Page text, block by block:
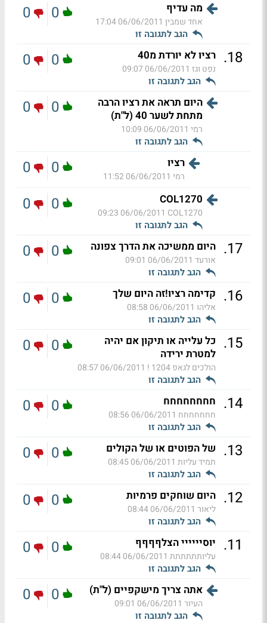
מה עדיף
אחד שמבין 06/06/2011 17:04
הגב לתגובה זו
0
0
18
. רציו לא יורדת מ40
נפט וגז 06/06/2011 09:07
הגב לתגובה זו
0
0
היום תראה את רציו הרבה
מתחת לשער 40 (ל"ת)
רמי 06/06/2011 10:09
הגב לתגובה זו
0
0
רציו
רמי 06/06/2011 11:52
0
0
COL1270
COL1270
06/06/2011 09:23
הגב לתגובה זו
0
0
17
. היום ממשיכה את הדרך צפונה
אורעד 06/06/2011 09:01
הגב לתגובה זו
0
0
16
. קדימה רציו!זה היום שלך
אליהו 06/06/2011 08:58
הגב לתגובה זו
0
0
15
. כל עלייה או תיקון אם יהיה
למטרת ירידה
הולכים לגאפ 1204 ! 06/06/2011 08:57
הגב לתגובה זו
0
0
14
. חחחחחחחח
חחחחחחח 06/06/2011 08:56
הגב לתגובה זו
0
0
13
. של הפוטים או של הקולים
תמיד עליות 06/06/2011 08:45
הגב לתגובה זו
0
0
12
. היום שוחקים פרמיות
ליאור 06/06/2011 08:44
הגב לתגובה זו
0
0
11
. יוסיייייי הצלףףףף
עליותתתתתת 06/06/2011 08:44
הגב לתגובה זו
0
0
אתה צריך מישקפיים (ל"ת)
העיור 06/06/2011 09:01
הגב לתגובה זו
0
0